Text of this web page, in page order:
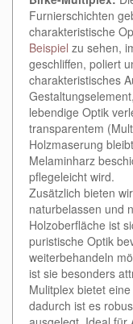
Furnierschichten
charakteristische
Beispiel zu sehen,
geschliffen, poliert
charakteristisches
lebendige Optik
transparentem
Holzmaserung
Melaminharz
pflegeleicht wird.
Zusätzlich bieten
naturbelassen und
Holzoberfläche ist
puristische Optik
weiterbehandeln
ist sie besonders
Mulitplex bietet
dadurch ist es